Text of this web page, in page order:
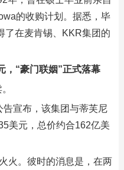
的收购计划。据悉，毕
了在麦肯锡、KKR集团的
，“豪门联姻”正式落幕
宣布，该集团与蒂芙尼
美元，总价约合162亿美
火。彼时的消息是，在两